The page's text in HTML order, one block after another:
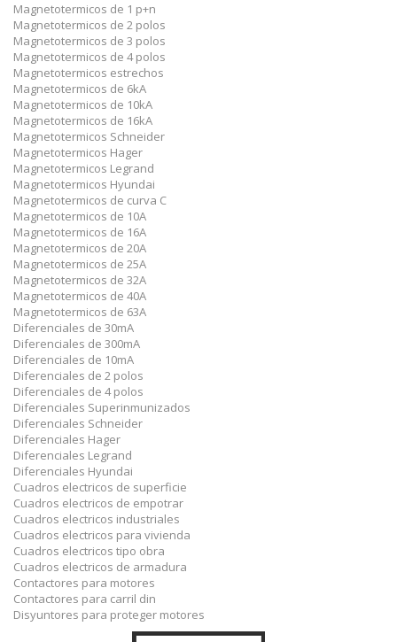
Magnetotermicos de 1 p+n
Magnetotermicos de 2 polos
Magnetotermicos de 3 polos
Magnetotermicos de 4 polos
Magnetotermicos estrechos
Magnetotermicos de 6kA
Magnetotermicos de 10kA
Magnetotermicos de 16kA
Magnetotermicos Schneider
Magnetotermicos Hager
Magnetotermicos Legrand
Magnetotermicos Hyundai
Magnetotermicos de curva C
Magnetotermicos de 10A
Magnetotermicos de 16A
Magnetotermicos de 20A
Magnetotermicos de 25A
Magnetotermicos de 32A
Magnetotermicos de 40A
Magnetotermicos de 63A
Diferenciales de 30mA
Diferenciales de 300mA
Diferenciales de 10mA
Diferenciales de 2 polos
Diferenciales de 4 polos
Diferenciales Superinmunizados
Diferenciales Schneider
Diferenciales Hager
Diferenciales Legrand
Diferenciales Hyundai
Cuadros electricos de superficie
Cuadros electricos de empotrar
Cuadros electricos industriales
Cuadros electricos para vivienda
Cuadros electricos tipo obra
Cuadros electricos de armadura
Contactores para motores
Contactores para carril din
Disyuntores para proteger motores